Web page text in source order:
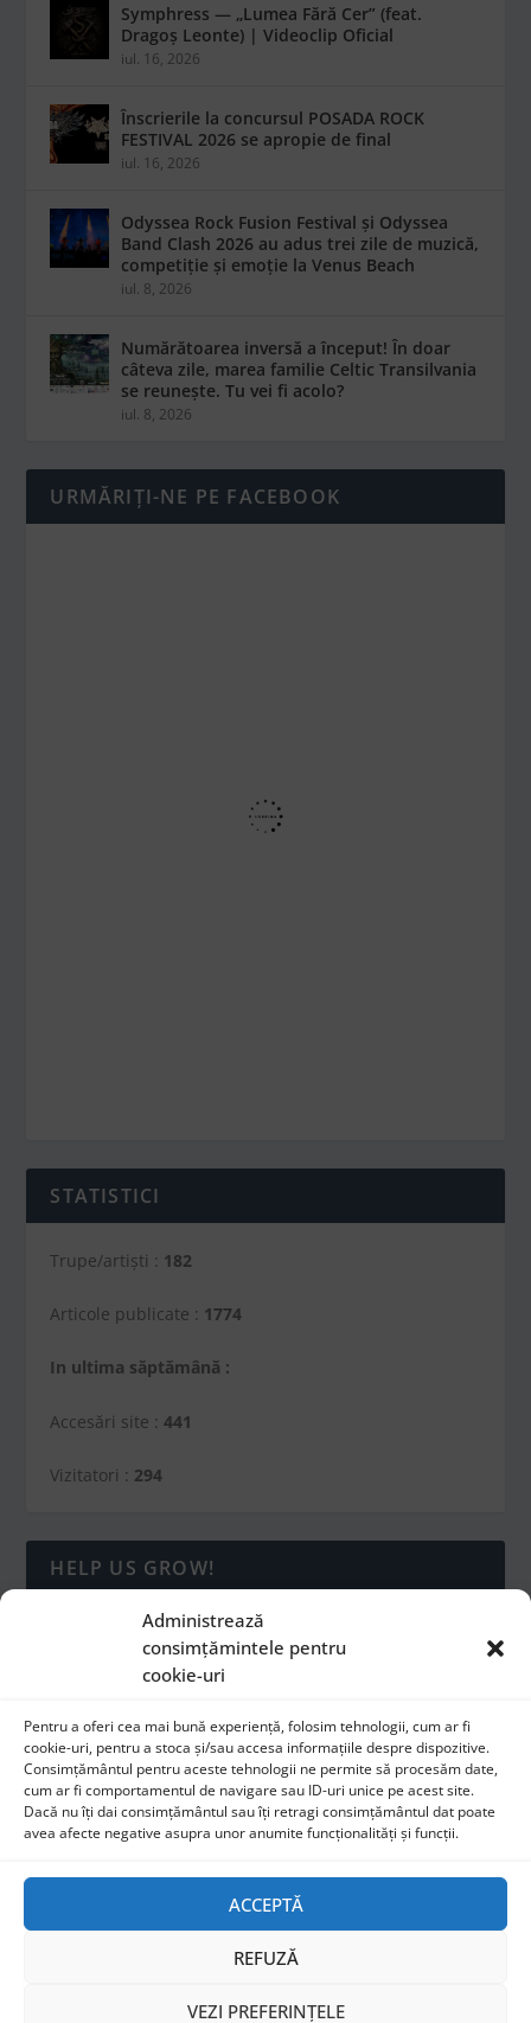
Administrează
consimțămintele pentru
cookie-uri
Pentru a oferi cea mai bună experiență, folosim tehnologii, cum ar fi
cookie-uri, pentru a stoca și/sau accesa informațiile despre dispozitive.
Consimțământul pentru aceste tehnologii ne permite să procesăm date,
cum ar fi comportamentul de navigare sau ID-uri unice pe acest site.
Dacă nu îți dai consimțământul sau îți retragi consimțământul dat poate
avea afecte negative asupra unor anumite funcționalități și funcții.
ACCEPTĂ
REFUZĂ
VEZI PREFERINȚELE
Symphress — „Lumea Fără Cer” (feat.
Dragoș Leonte) | Videoclip Oficial
iul. 16, 2026
Înscrierile la concursul POSADA ROCK
FESTIVAL 2026 se apropie de final
iul. 16, 2026
Odyssea Rock Fusion Festival și Odyssea
Band Clash 2026 au adus trei zile de muzică,
competiție și emoție la Venus Beach
iul. 8, 2026
Numărătoarea inversă a început! În doar
câteva zile, marea familie Celtic Transilvania
se reunește. Tu vei fi acolo?
iul. 8, 2026
URMĂRIȚI-NE PE FACEBOOK
STATISTICI
Trupe/artiști : 182
Articole publicate : 1774
In ultima săptămână :
Accesări site :441
Vizitatori : 294
HELP US GROW!
RECLAMA TA AICI